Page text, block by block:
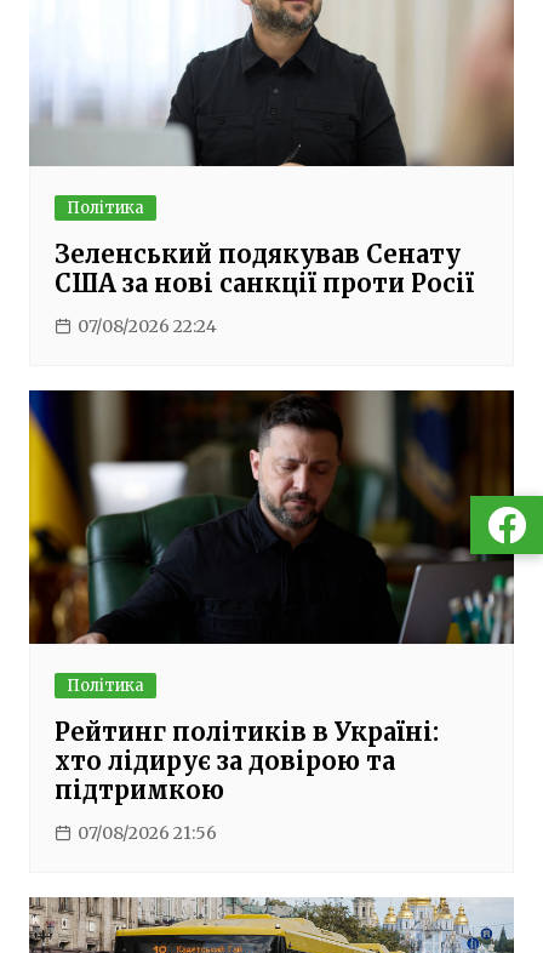
Політика
Зеленський подякував Сенату
США за нові санкції проти Росії
07/08/2026 22:24
Політика
Рейтинг політиків в Україні:
хто лідирує за довірою та
підтримкою
07/08/2026 21:56